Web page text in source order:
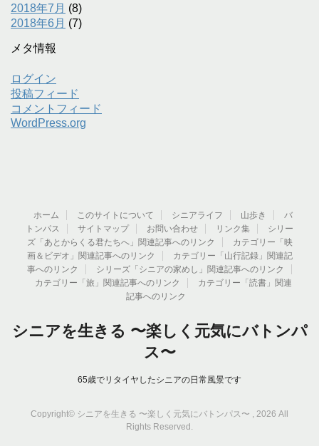
2018年7月 (8)
2018年6月 (7)
メタ情報
ログイン
投稿フィード
コメントフィード
WordPress.org
ホーム このサイトについて シニアライフ 山歩き
バ
トンパス
サイトマップ お問い合わせ リンク集
シリー
ズ「あとからくる君たちへ」関連記事へのリンク
カテゴリー「映
画＆ビデオ」関連記事へのリンク
カテゴリー「山行記録」関連記
事へのリンク
シリーズ「シニアの家めし」関連記事へのリンク
カテゴリー「旅」関連記事へのリンク
カテゴリー「読書」関連
記事へのリンク
シニアを生きる 〜楽しく元気にバトンパ
ス〜
65歳でリタイヤしたシニアの日常風景です
Copyright© シニアを生きる 〜楽しく元気にバトンパス〜 , 2026 All
Rights Reserved.